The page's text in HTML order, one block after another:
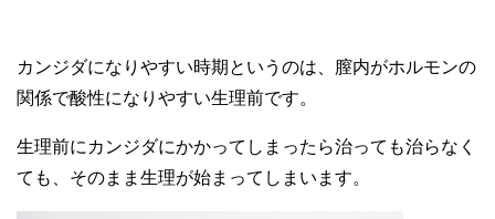
カンジダになりやすい時期というのは、膣内がホルモンの
関係で酸性になりやすい生理前です。
生理前にカンジダにかかってしまったら治っても治らなく
ても、そのまま生理が始まってしまいます。